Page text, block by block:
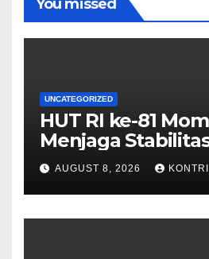
You missed
UNCATEGORIZED
HUT RI ke-81
Menjaga
Keamanan, dan
AUGUST 8, 2026